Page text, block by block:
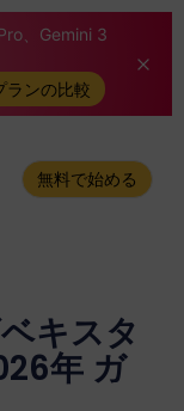
、Gemini 3
ランの比較
無料で始める
キスタ
年 ガ